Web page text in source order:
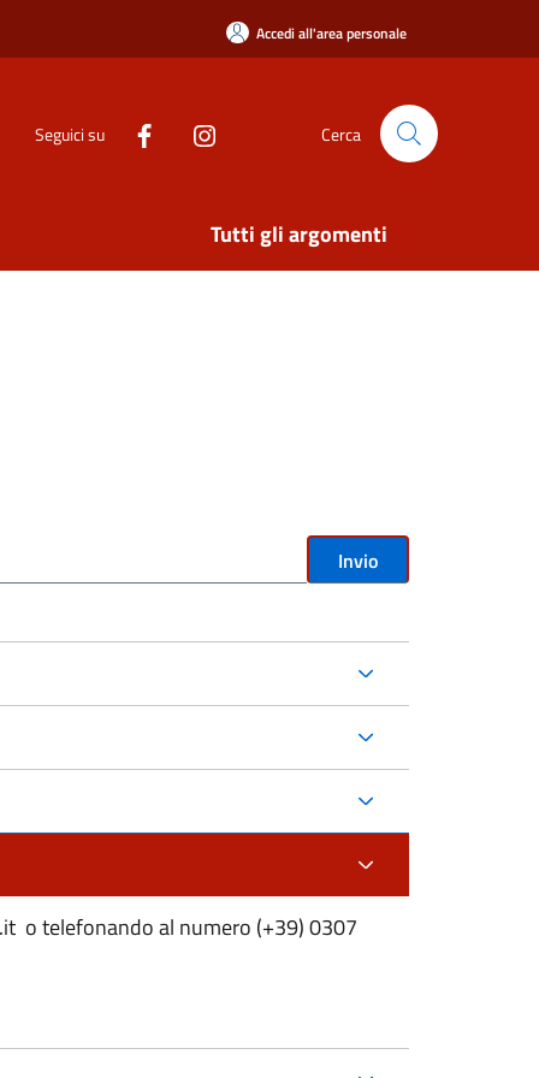
Accedi all'area personale
Seguici su Cerca
Tutti gli argomenti
Invio
o telefonando al numero (+39) 0307